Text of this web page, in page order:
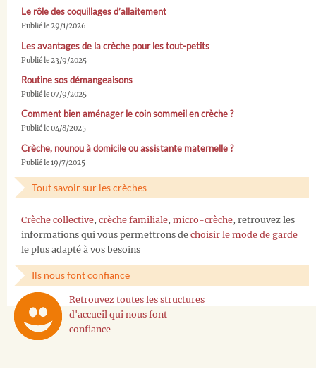
Le rôle des coquillages d’allaitement
Publié le 29/1/2026
Les avantages de la crèche pour les tout-petits
Publié le 23/9/2025
Routine sos démangeaisons
Publié le 07/9/2025
Comment bien aménager le coin sommeil en crèche ?
Publié le 04/8/2025
Crèche, nounou à domicile ou assistante maternelle ?
Publié le 19/7/2025
Tout savoir sur les crèches
Crèche collective, crèche familiale, micro-crèche, retrouvez les
informations qui vous permettrons de choisir le mode de garde
le plus adapté à vos besoins
Ils nous font confiance
Retrouvez toutes les structures
d'accueil qui nous font
confiance